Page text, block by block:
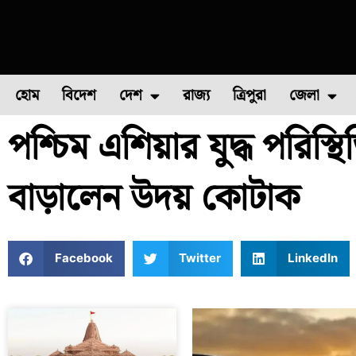
হোম বিদেশ দেশ
ফুল চাষ ফল চাষ মাছ চাষ পোল্ট্রি
রাজ্য ত্রিপুরা জেলা
উত্তর ২৪
পশ্চিম এশিয়ার যুদ্ধ
বাড়ালেন উদয় কোটাক
Facebook Twitter LinkedIn